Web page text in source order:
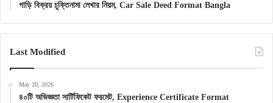
গাড়ি বিক্রয় চুক্তিনামা লেখার নিয়ম, Car Sale Deed Format Bangla
Last Modified
May 20, 2026
৪০টি অভিজ্ঞতা সার্টিফিকেট ফরমেট, Experience Certificate Format